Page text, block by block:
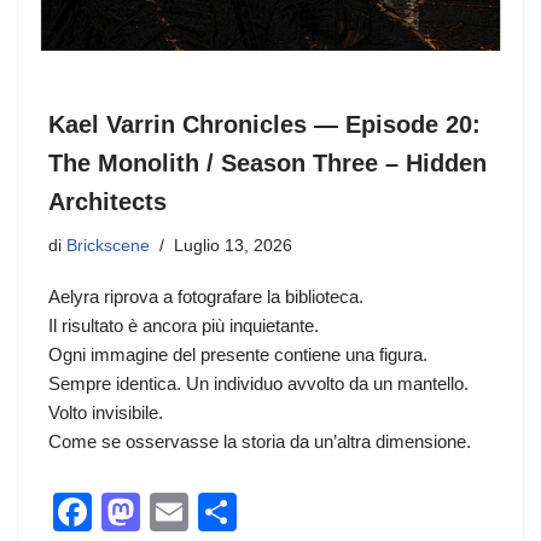
Kael Varrin Chronicles — Episode 20:
The Monolith / Season Three – Hidden
Architects
di Brickscene Luglio 13, 2026
Aelyra riprova a fotografare la biblioteca.
Il risultato è ancora più inquietante.
Ogni immagine del presente contiene una figura.
Sempre identica. Un individuo avvolto da un mantello.
Volto invisibile.
Come se osservasse la storia da un’altra dimensione.
F
M
E